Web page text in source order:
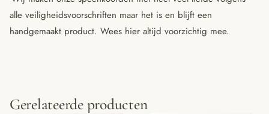
alle veiligheidsvoorschriften maar het is en blijft een
handgemaakt product. Wees hier altijd voorzichtig mee.
Gerelateerde producten